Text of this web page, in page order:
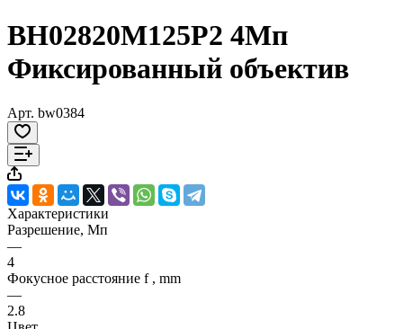
BH02820M125P2 4Мп
Фиксированный объектив
Арт. bw0384
Характеристики
Разрешение, Мп
—
4
Фокусное расстояние f , mm
—
2.8